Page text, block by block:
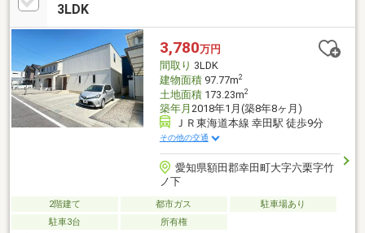
3LDK
3,780万円
間取り 3LDK
建物面積97.77m2
土地面積173.23m2
築年月 2018年1月(築8年8ヶ月)
ＪＲ東海道本線 幸田駅 徒歩9分
その他の交通
愛知県額田郡幸田町大字六栗字竹
ノ下
2階建て 都市ガス
駐車場あり
駐車3台
所有権